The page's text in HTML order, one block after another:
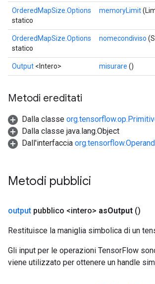
OrderedMapSize.Options
statico
memoryLimit
OrderedMapSize.Options
statico
nomecondiviso
Output <Intero> misurare ()
Metodi ereditati
Dalla classe
Dalla classe java.lang.Object
Dall'interfaccia org.tensorflow.Operand
Metodi pubblici
output pubblico <intero> asOutput ()
Restituisce la maniglia simbolica di un
Gli input per le operazioni TensorFlow
viene utilizzato per ottenere un handle